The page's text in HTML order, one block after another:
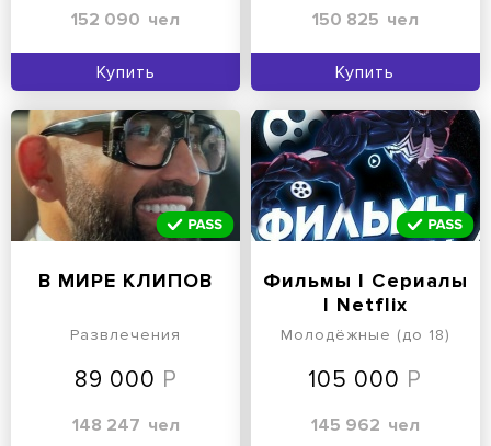
152 090 чел
Купить
150 825 чел
Купить
В МИРЕ КЛИПОВ
Развлечения
89 000
148 247 чел
Фильмы I Сериалы
I Netflix
Молодёжные (до 18)
105 000
145 962 чел